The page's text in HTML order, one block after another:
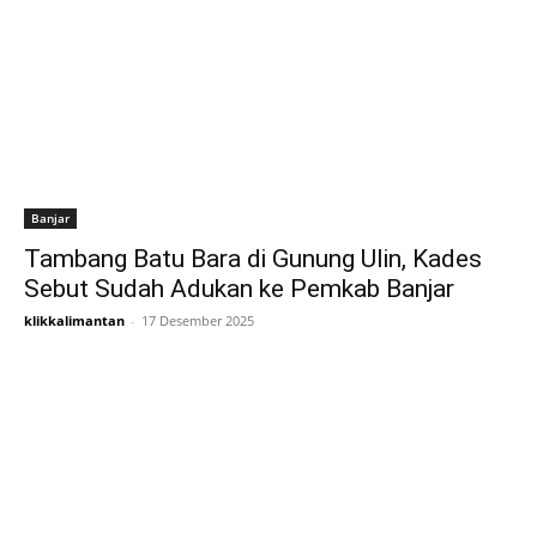
Banjar
Tambang Batu Bara di Gunung Ulin, Kades
Sebut Sudah Adukan ke Pemkab Banjar
klikkalimantan - 17 Desember 2025